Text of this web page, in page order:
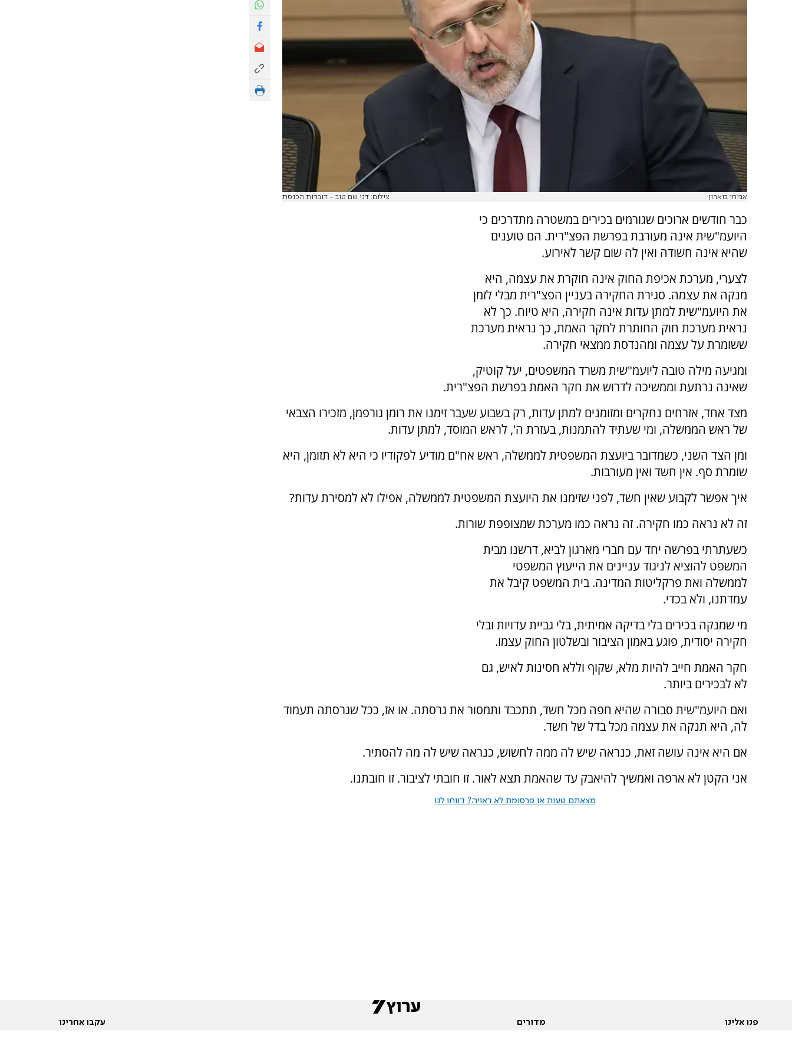
אביחי בוארון צילום: דני שם טוב - דוברות הכנסת
כבר חודשים ארוכים שגורמים בכירים במשטרה מתדרכים כי
היועמ"שית אינה מעורבת בפרשת הפצ"רית. הם טוענים
שהיא אינה חשודה ואין לה שום קשר לאירוע.
לצערי, מערכת אכיפת החוק אינה חוקרת את עצמה, היא
מנקה את עצמה. סגירת החקירה בעניין הפצ"רית מבלי לזמן
את היועמ"שית למתן עדות אינה חקירה, היא טיוח. כך לא
נראית מערכת חוק החותרת לחקר האמת, כך נראית מערכת
ששומרת על עצמה ומהנדסת ממצאי חקירה.
ומגיעה מילה טובה ליועמ"שית משרד המשפטים, יעל קוטיק,
שאינה נרתעת וממשיכה לדרוש את חקר האמת בפרשת הפצ"רית.
מצד אחד, אזרחים נחקרים ומזומנים למתן עדות, רק בשבוע שעבר זימנו את רומן גורפמן, מזכירו הצבאי
של ראש הממשלה, ומי שעתיד להתמנות, בעזרת ה', לראש המוסד, למתן עדות.
ומן הצד השני, כשמדובר ביועצת המשפטית לממשלה, ראש אח"ם מודיע לפקודיו כי היא לא תזומן, היא
שומרת סף. אין חשד ואין מעורבות.
איך אפשר לקבוע שאין חשד, לפני שזימנו את היועצת המשפטית לממשלה, אפילו לא למסירת עדות?
זה לא נראה כמו חקירה. זה נראה כמו מערכת שמצופפת שורות.
כשעתרתי בפרשה יחד עם חברי מארגון לביא, דרשנו מבית
המשפט להוציא לניגוד עניינים את הייעוץ המשפטי
לממשלה ואת פרקליטות המדינה. בית המשפט קיבל את
עמדתנו, ולא בכדי.
מי שמנקה בכירים בלי בדיקה אמיתית, בלי גביית עדויות ובלי
חקירה יסודית, פוגע באמון הציבור ובשלטון החוק עצמו.
חקר האמת חייב להיות מלא, שקוף וללא חסינות לאיש, גם
לא לבכירים ביותר.
ואם היועמ"שית סבורה שהיא חפה מכל חשד, תתכבד ותמסור את גרסתה. או אז, ככל שגרסתה תעמוד
לה, היא תנקה את עצמה מכל בדל של חשד.
אם היא אינה עושה זאת, כנראה שיש לה ממה לחשוש, כנראה שיש לה מה להסתיר.
אני הקטן לא ארפה ואמשיך להיאבק עד שהאמת תצא לאור. זו חובתי לציבור. זו חובתנו.
מצאתם טעות או פרסומת לא ראויה? דווחו לנו
פנו אלינו מדורים עקבו אחרינו